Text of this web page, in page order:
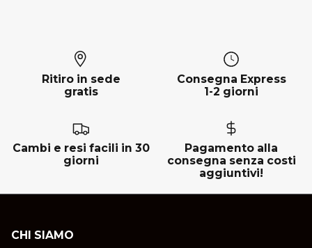
Ritiro in sede
gratis
Consegna Express
1-2 giorni
Cambi e resi facili in 30
giorni
Pagamento alla
consegna senza costi
aggiuntivi!
CHI SIAMO